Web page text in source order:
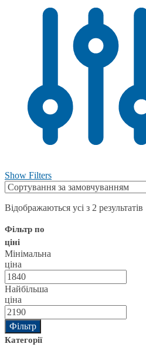
Show Filters
Відображаються усі з 2 результатів
Фільтр по
ціні
Мінімальна
ціна
Найбільша
ціна
Фільтр
Категорії